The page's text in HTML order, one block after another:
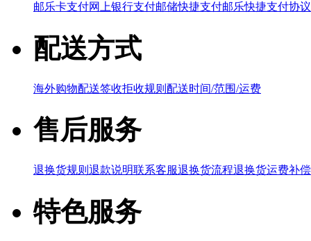
邮乐卡支付网上银行支付邮储快捷支付邮乐快捷支付协议
配送方式
海外购物配送签收拒收规则 配送时间/范围/运费
售后服务
退换货规则 退款说明联系客服退换货流程退换货运费补
特色服务